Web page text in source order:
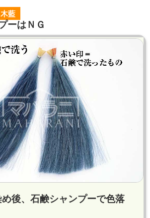
藍
ーはＮＧ
後、石鹸シャンプーで色落